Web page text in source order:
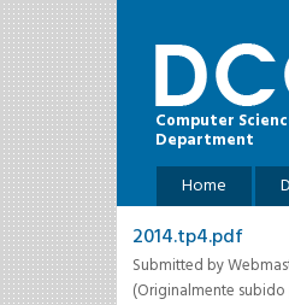
Skip to main content
Computer
Department
Main menu
Home
2014.tp4.pdf
Submitted by
(Originalmente